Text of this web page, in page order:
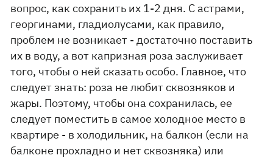
вопрос, как сохранить их 1-2 дня. С астрами,
георгинами, гладиолусами, как правило,
проблем не возникает - достаточно поставить
их в воду, а вот капризная роза заслуживает
того, чтобы о ней сказать особо. Главное, что
следует знать: роза не любит сквозняков и
жары. Поэтому, чтобы она сохранилась, ее
следует поместить в самое холодное место в
квартире - в холодильник, на балкон (если на
балконе прохладно и нет сквозняка) или